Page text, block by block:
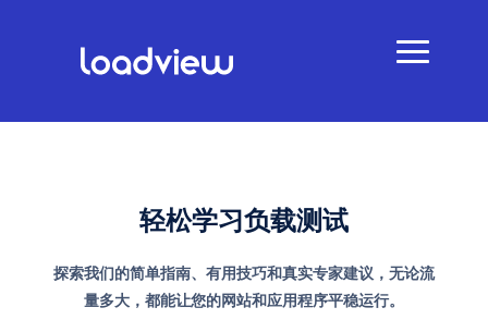
轻松学习负载测试
探索我们的简单指南、有用技巧和真实专家建议，无论流
量多大，都能让您的网站和应用程序平稳运行。